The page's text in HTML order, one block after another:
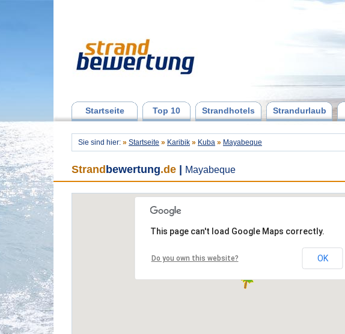
Startseite Top 10 Strandhotels Strandurlaub
Sie sind hier: » Startseite » Karibik » Kuba » Mayabeque
Strand bewertung.de Mayabeque
This page can't load Google Maps correctly.
Do you own this website? OK